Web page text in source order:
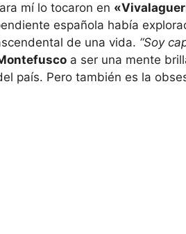
mí lo tocaron en
española había
de una vida. “Soy
a ser una mente
país. Pero también es la